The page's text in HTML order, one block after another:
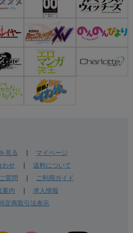
見る
マイページ
わせ| 送料について
質問
ご利用ガイド
案内
求人情報
定商取引法表示